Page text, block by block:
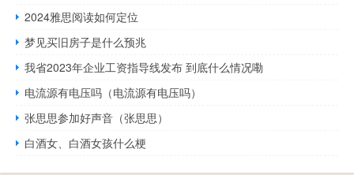
2024雅思阅读如何定位
梦见买旧房子是什么预兆
我省2023年企业工资指导线发布 到底什么情况嘞
电流源有电压吗（电流源有电压吗）
张思思参加好声音（张思思）
白酒女、白酒女孩什么梗